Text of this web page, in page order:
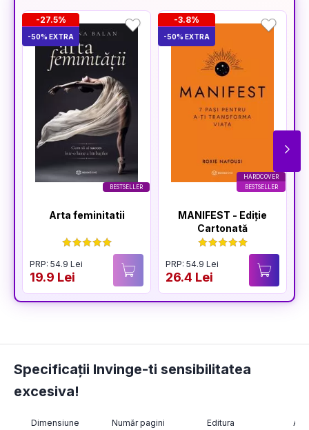
BESTSELLER
-27.5%
-50% EXTRA
Arta feminitatii
PRP: 54.9 Lei
19.9 Lei
HARDCOVER
BESTSELLER
-3.8%
-50% EXTRA
MANIFEST - Ediție
Cartonată
PRP: 54.9 Lei
26.4 Lei
Specificații Invinge-ti sensibilitatea
excesiva!
Dimensiune Număr pagini Editura